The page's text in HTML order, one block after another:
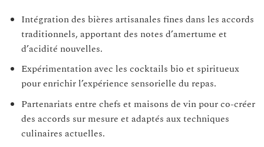
Intégration des bières artisanales fines dans les accords
traditionnels, apportant des notes d’amertume et
d’acidité nouvelles.
Expérimentation avec les cocktails bio et spiritueux
pour enrichir l’expérience sensorielle du repas.
Partenariats entre chefs et maisons de vin pour co-créer
des accords sur mesure et adaptés aux techniques
culinaires actuelles.